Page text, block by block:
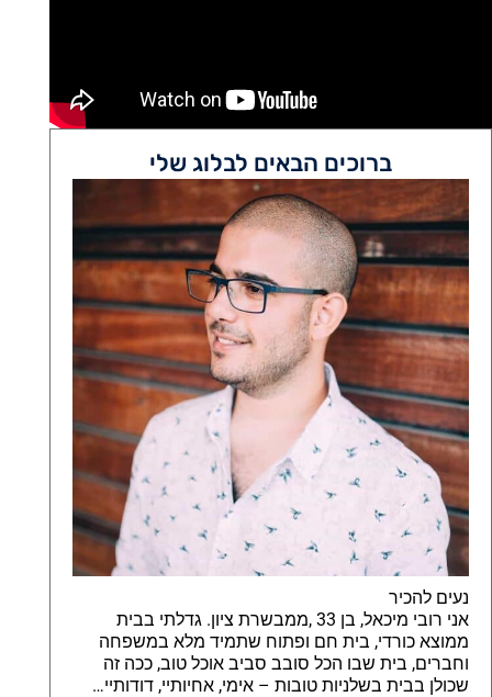
ברוכים הבאים לבלוג שלי
נעים להכיר
אני רובי מיכאל, בן 33 ,ממבשרת ציון. גדלתי בבית
ממוצא כורדי, בית חם ופתוח שתמיד מלא במשפחה
וחברים, בית שבו הכל סובב סביב אוכל טוב, ככה זה
שכולן בבית בשלניות טובות – אימי, אחיותיי, דודותיי…